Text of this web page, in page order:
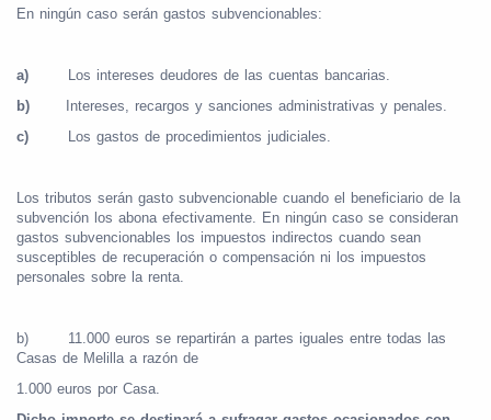
En ningún caso serán gastos subvencionables:
a)
Los intereses deudores de las cuentas bancarias.
b)
Intereses, recargos y sanciones administrativas y penales.
c)
Los gastos de procedimientos judiciales.
Los tributos serán gasto subvencionable cuando el beneficiario de la
subvención los abona efectivamente. En ningún caso se consideran
gastos subvencionables los impuestos indirectos cuando sean
susceptibles de recuperación o compensación ni los impuestos
personales sobre la renta.
b)
11.000 euros se repartirán a partes iguales entre todas las
Casas de Melilla a razón de
1.000 euros por Casa.